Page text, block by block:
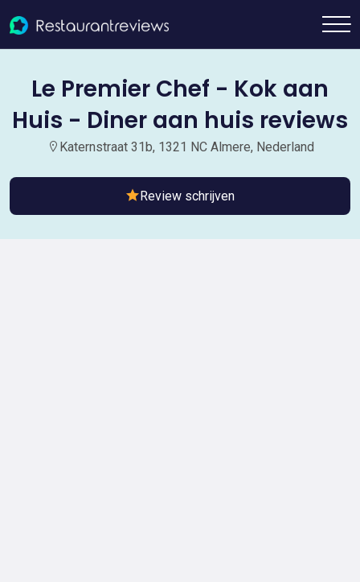
Le Premier Chef - Kok aan
Huis - Diner aan huis reviews
Katernstraat 31b, 1321 NC Almere, Nederland
Review schrijven